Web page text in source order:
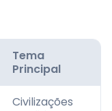
Tema
Principal
Civilizações